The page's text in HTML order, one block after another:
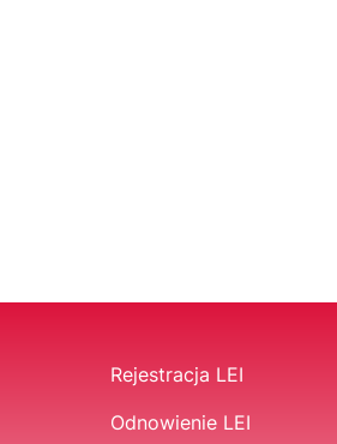
Rejestracja LEI
Odnowienie LEI